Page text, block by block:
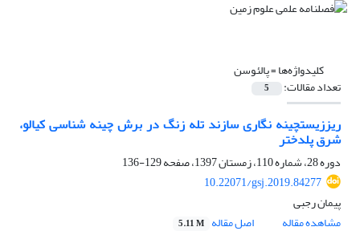
کلیدواژه‌ها =پالئوسن
تعداد مقالات: 5
ریززیست‎چینه نگاری سازند تله زنگ در برش چینه شناسی کیالو،
شرق پلدختر
دوره 28، شماره 110، زمستان 1397، صفحه
129-136
10.22071/gsj.2019.84277
پیمان رجبی
مشاهده مقاله
اصل مقاله 5.11 M